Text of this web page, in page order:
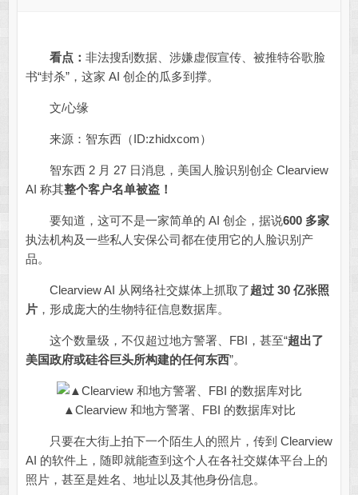
看点： 非法搜刮数据、涉嫌虚假宣传、被推特谷歌脸
书“封杀”，这家 AI 创企的瓜多到撑。
文/心缘
来源：智东西（ID:zhidxcom）
智东西 2 月 27 日消息，美国人脸识别创企 Clearview
AI 称其整个客户名单被盗！
要知道，这可不是一家简单的 AI 创企，据说600 多家
执法机构及一些私人安保公司都在使用它的人脸识别产
品。
Clearview AI 从网络社交媒体上抓取了超过 30 亿张照
片，形成庞大的生物特征信息数据库。
这个数量级，不仅超过地方警署、FBI，甚至“超出了
美国政府或硅谷巨头所构建的任何东西”。
▲Clearview 和地方警署、FBI 的数据库对比
只要在大街上拍下一个陌生人的照片，传到 Clearview
AI 的软件上，随即就能查到这个人在各社交媒体平台上的
照片，甚至是姓名、地址以及其他身份信息。